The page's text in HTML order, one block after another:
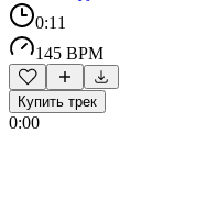
0:11
145 BPM
Купить трек
0:00